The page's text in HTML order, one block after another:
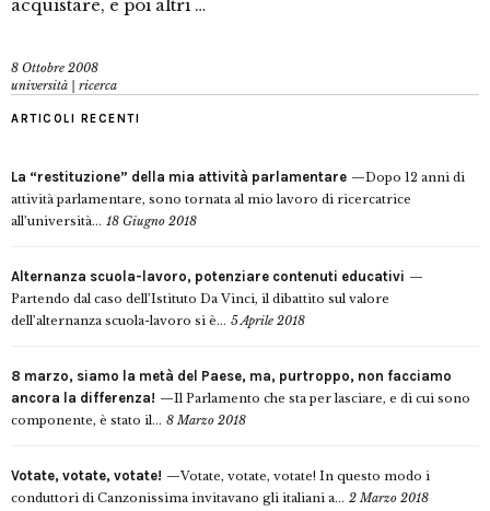
acquistare, e poi altri …
8 Ottobre 2008
università | ricerca
ARTICOLI RECENTI
La “restituzione” della mia attività parlamentare
Dopo 12 anni di
attività parlamentare, sono tornata al mio lavoro di ricercatrice
all’università... 18 Giugno 2018
Alternanza scuola-lavoro, potenziare contenuti educativi
Partendo dal caso dell’Istituto Da Vinci, il dibattito sul valore
dell’alternanza scuola-lavoro si è... 5 Aprile 2018
8 marzo, siamo la metà del Paese, ma, purtroppo, non facciamo
ancora la differenza!
Il Parlamento che sta per lasciare, e di cui sono
componente, è stato il... 8 Marzo 2018
Votate, votate, votate!
Votate, votate, votate! In questo modo i
conduttori di Canzonissima invitavano gli italiani a... 2 Marzo 2018